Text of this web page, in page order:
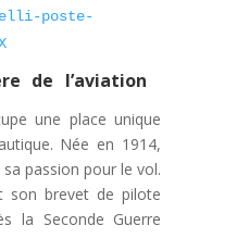
poste-
de l’aviation
une place unique
Née en 1914,
passion pour le vol.
son brevet de pilote
la Seconde Guerre